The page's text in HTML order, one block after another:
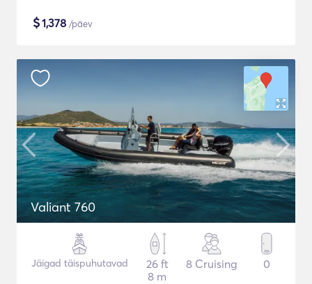
$1,378 /päev
Valiant 760
Jäigad täispuhutavad
26 ft
8 m
8 Cruising 0